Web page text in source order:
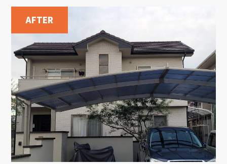
AFTER